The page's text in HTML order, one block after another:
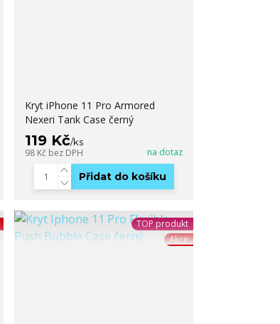
Kryt iPhone 11 Pro Armored
Nexeri Tank Case černý
119 Kč/ks
98 Kč bez DPH na dotaz
Přidat do košíku
TOP produkt
Akce